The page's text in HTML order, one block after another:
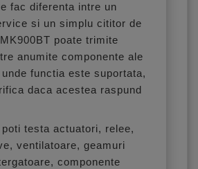
fac diferenta intre un
si un simplu cititor de
poate trimite
anumite componente ale
functia este suportata,
daca acestea raspund
testa actuatori, relee,
ventilatoare, geamuri
componente